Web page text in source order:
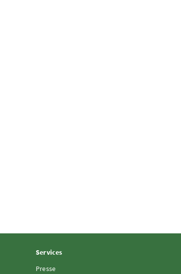
Services
Presse